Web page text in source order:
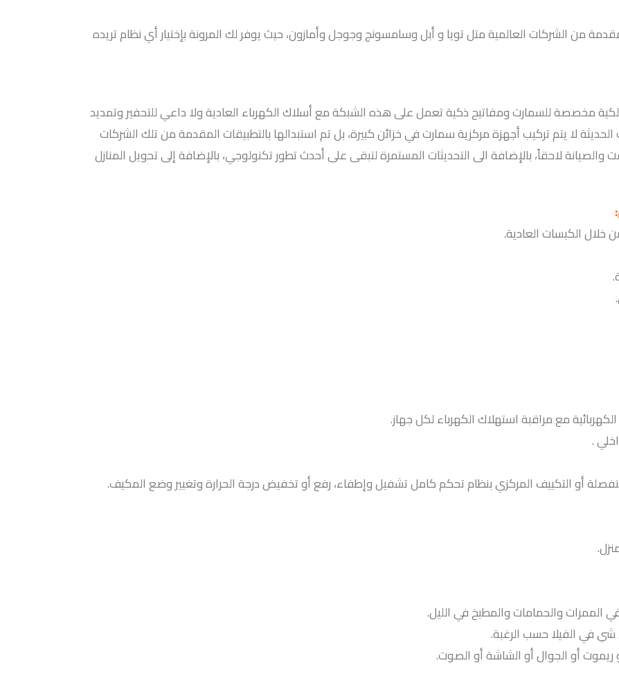
من الشركات العالمية متل تويا و أبل وسامسونج وجوجل وأمازون، حيث يوفر لك المرونة بإختيار أي نظام تريده
مخصصة للسمارت ومفاتيح ذكية تعمل على هذه الشبكة مع أسلاك الكهرباء العادية ولا داعي للتحفير وتمديد
لا يتم تركيب أجهزة مركزية سمارت في خزائن كبيرة، بل تم استبدالها بالتطبيقات المقدمة من تلك الشركات
والصيانة لاحقاً، بالإضافة الى التحديثات المستمرة لتبقى على أحدث تطور تكنولوجي، بالإضافة إلى تحويل المنازل
:
خلال الكبسات العادية.
الكهربائية مع مراقبة استهلاك الكهرباء لكل جهاز.
.
أو التكييف المركزي بنظام تحكم كامل تشفيل وإطفاء، رفع أو تخفيض درجة الحرارة وتغيير وضع المكيف.
الممرات والحمامات والمطبخ في الليل.
في الفيلا حسب الرغبة.
أو الجوال أو الشاشة أو الصوت.